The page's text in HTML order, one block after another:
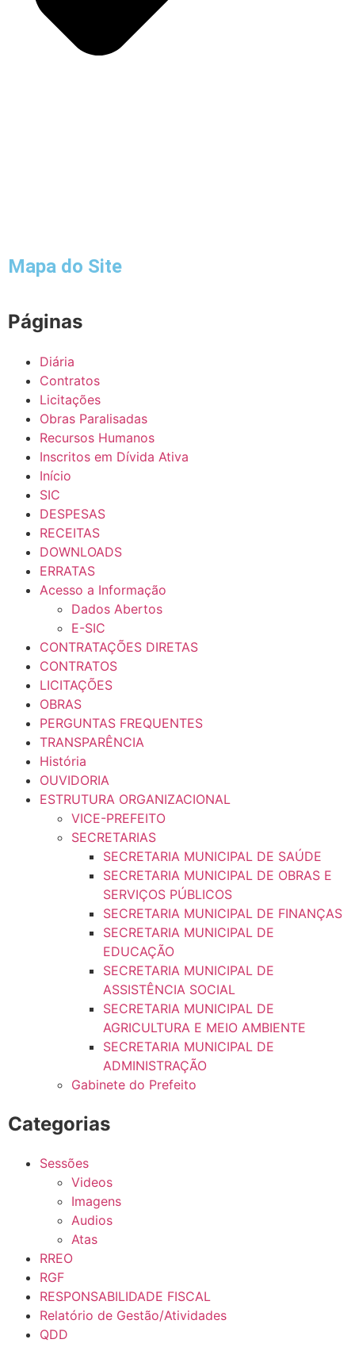
Mapa do Site
Páginas
Diária
Contratos
Licitações
Obras Paralisadas
Recursos Humanos
Inscritos em Dívida Ativa
Início
SIC
DESPESAS
RECEITAS
DOWNLOADS
ERRATAS
Acesso a Informação
Dados Abertos
E-SIC
CONTRATAÇÕES DIRETAS
CONTRATOS
LICITAÇÕES
OBRAS
PERGUNTAS FREQUENTES
TRANSPARÊNCIA
História
OUVIDORIA
ESTRUTURA ORGANIZACIONAL
VICE-PREFEITO
SECRETARIAS
SECRETARIA MUNICIPAL DE SAÚDE
SECRETARIA MUNICIPAL DE OBRAS E
SERVIÇOS PÚBLICOS
SECRETARIA MUNICIPAL DE FINANÇAS
SECRETARIA MUNICIPAL DE
EDUCAÇÃO
SECRETARIA MUNICIPAL DE
ASSISTÊNCIA SOCIAL
SECRETARIA MUNICIPAL DE
AGRICULTURA E MEIO AMBIENTE
SECRETARIA MUNICIPAL DE
ADMINISTRAÇÃO
Gabinete do Prefeito
Categorias
Sessões
Videos
Imagens
Audios
Atas
RREO
RGF
RESPONSABILIDADE FISCAL
Relatório de Gestão/Atividades
QDD